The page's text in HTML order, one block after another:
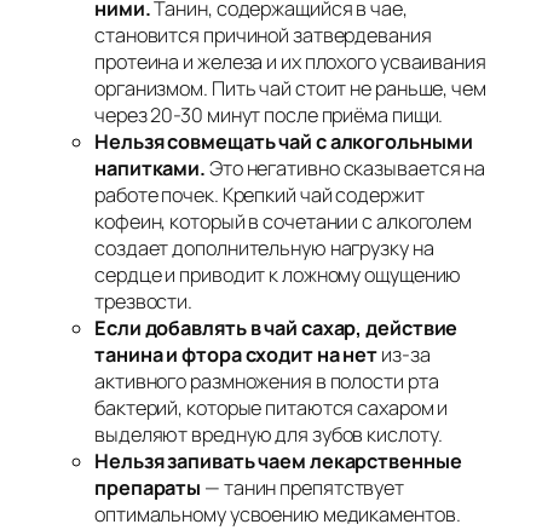
ними.Танин, содержащийся в чае,
становится причиной затвердевания
протеина и железа и их плохого усваивания
организмом. Пить чай стоит не раньше, чем
через 20-30 минут после приёма пищи.
Нельзя совмещать чай с алкогольными
напитками.Это негативно сказывается на
работе почек. Крепкий чай содержит
кофеин, который в сочетании с алкоголем
создает дополнительную нагрузку на
сердце и приводит к ложному ощущению
трезвости.
Если добавлять в чай сахар, действие
танина и фтора сходит на нетиз-за
активного размножения в полости рта
бактерий, которые питаются сахаром и
выделяют вредную для зубов кислоту.
Нельзя запивать чаем лекарственные
препараты — танин препятствует
оптимальному усвоению медикаментов.